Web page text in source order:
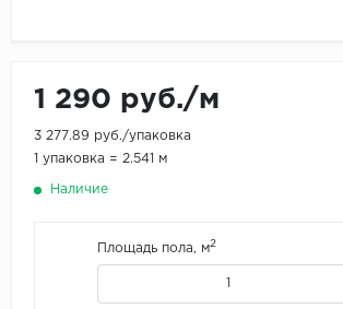
1 290 руб./м
3 277.89 руб./упаковка
1 упаковка = 2.541 м
Наличие
Площадь пола, м2